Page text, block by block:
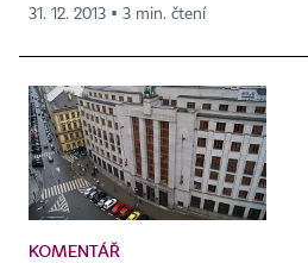
31. 12. 2013 ▪ 3 min. čtení
KOMENTÁŘ